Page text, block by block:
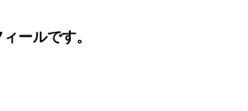
ールです。